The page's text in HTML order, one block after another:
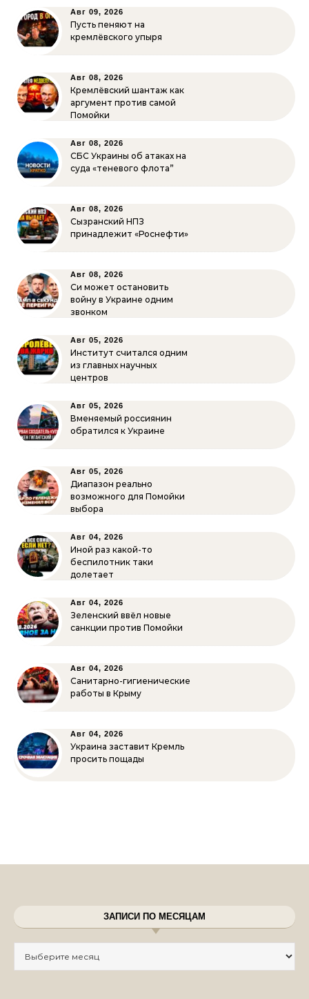
Авг 09, 2026
Пусть пеняют на
кремлёвского упыря
Авг 08, 2026
Кремлёвский шантаж как
аргумент против самой
Помойки
Авг 08, 2026
СБС Украины об атаках на
суда «теневого флота”
Авг 08, 2026
Сызранский НПЗ
принадлежит «Роснефти»
Авг 08, 2026
Си может остановить
войну в Украине одним
звонком
Авг 05, 2026
Институт считался одним
из главных научных
центров
Авг 05, 2026
Вменяемый россиянин
обратился к Украине
Авг 05, 2026
Диапазон реально
возможного для Помойки
выбора
Авг 04, 2026
Иной раз какой-то
беспилотник таки
долетает
Авг 04, 2026
Зеленский ввёл новые
санкции против Помойки
Авг 04, 2026
Санитарно-гигиенические
работы в Крыму
Авг 04, 2026
Украина заставит Кремль
просить пощады
ЗАПИСИ ПО МЕСЯЦАМ